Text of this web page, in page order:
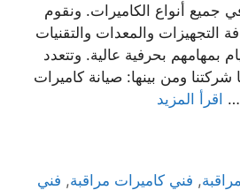
جميع أنواع الكاميرات. ونقوم
التجهيزات والمعدات والتقنيات
بمهامهم بحرفية عالية. وتتعدد
شركتنا ومن بينها: صيانة كاميرات
… اقرأ المزيد
, فني كاميرات مراقبة, فني